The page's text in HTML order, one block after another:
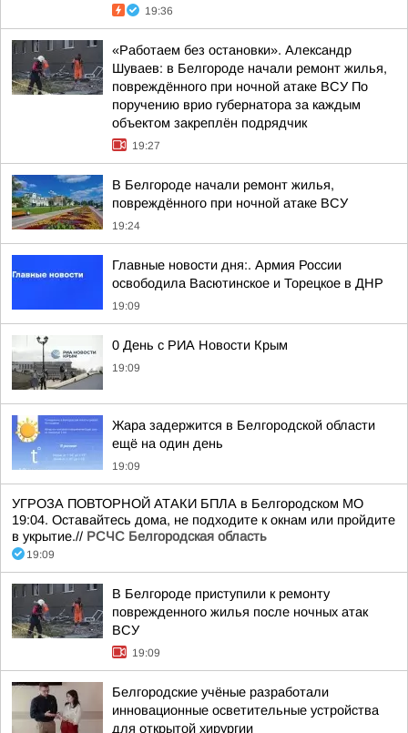
19:36
«Работаем без остановки». Александр
Шуваев: в Белгороде начали ремонт жилья,
повреждённого при ночной атаке ВСУ По
поручению врио губернатора за каждым
объектом закреплён подрядчик
19:27
В Белгороде начали ремонт жилья,
повреждённого при ночной атаке ВСУ
19:24
Главные новости дня:. Армия России
освободила Васютинское и Торецкое в ДНР
19:09
0 День с РИА Новости Крым
19:09
Жара задержится в Белгородской области
ещё на один день
19:09
УГРОЗА ПОВТОРНОЙ АТАКИ БПЛА в Белгородском МО
19:04. Оставайтесь дома, не подходите к окнам или пройдите
в укрытие.// РСЧС Белгородская область
19:09
В Белгороде приступили к ремонту
поврежденного жилья после ночных атак
ВСУ
19:09
Белгородские учёные разработали
инновационные осветительные устройства
для открытой хирургии